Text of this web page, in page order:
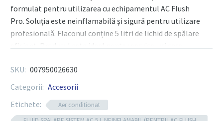
formulat pentru utilizarea cu echipamentul AC Flush
Pro. Soluția este neinflamabilă și sigură pentru utilizare
profesională. Flaconul conține 5 litri de lichid de spălare
eficient. Produsul este ideal pentru service-uri care
eficient uleiurile, impuritățile și reziduurile de agent
frigorific. Ajută la menținerea performanței sistemului
aluminiu, cauciuc sau plastic. Respectă normele de
SKU: 007950026630
Categorii: Accesorii
Etichete:
Aer conditionat